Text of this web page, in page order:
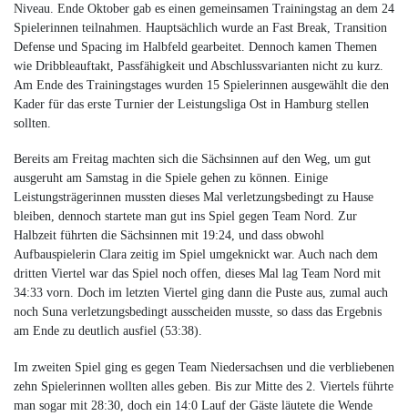
Niveau. Ende Oktober gab es einen gemeinsamen Trainingstag an dem 24
Spielerinnen teilnahmen. Hauptsächlich wurde an Fast Break, Transition
Defense und Spacing im Halbfeld gearbeitet. Dennoch kamen Themen
wie Dribbleauftakt, Passfähigkeit und Abschlussvarianten nicht zu kurz.
Am Ende des Trainingstages wurden 15 Spielerinnen ausgewählt die den
Kader für das erste Turnier der Leistungsliga Ost in Hamburg stellen
sollten.
Bereits am Freitag machten sich die Sächsinnen auf den Weg, um gut
ausgeruht am Samstag in die Spiele gehen zu können. Einige
Leistungsträgerinnen mussten dieses Mal verletzungsbedingt zu Hause
bleiben, dennoch startete man gut ins Spiel gegen Team Nord. Zur
Halbzeit führten die Sächsinnen mit 19:24, und dass obwohl
Aufbauspielerin Clara zeitig im Spiel umgeknickt war. Auch nach dem
dritten Viertel war das Spiel noch offen, dieses Mal lag Team Nord mit
34:33 vorn. Doch im letzten Viertel ging dann die Puste aus, zumal auch
noch Suna verletzungsbedingt ausscheiden musste, so dass das Ergebnis
am Ende zu deutlich ausfiel (53:38).
Im zweiten Spiel ging es gegen Team Niedersachsen und die verbliebenen
zehn Spielerinnen wollten alles geben. Bis zur Mitte des 2. Viertels führte
man sogar mit 28:30, doch ein 14:0 Lauf der Gäste läutete die Wende